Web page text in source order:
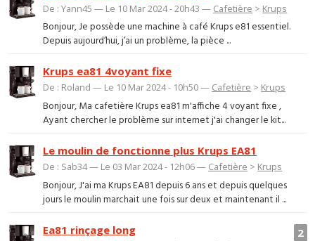
De : Yann45 — Le 10 Mar 2024 - 20h43 — Cafetière > Krups
Bonjour, Je possède une machine à café Krups e81 essentiel.
Depuis aujourd’hui, j’ai un problème, la pièce ...
Krups ea81 4voyant fixe
De : Roland — Le 10 Mar 2024 - 10h50 — Cafetière > Krups
Bonjour, Ma cafetière Krups ea81 m'affiche 4 voyant fixe ,
Ayant chercher le problème sur internet j'ai changer le kit...
Le moulin de fonctionne plus Krups EA81
De : Sab34 — Le 03 Mar 2024 - 12h06 — Cafetière > Krups
Bonjour, J'ai ma Krups EA81 depuis 6 ans et depuis quelques
jours le moulin marchait une fois sur deux et maintenant il ...
2
Ea81 rinçage long